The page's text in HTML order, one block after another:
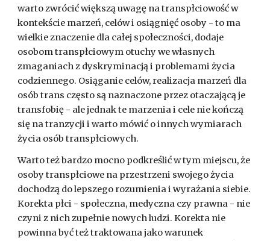
warto zwrócić większą uwagę na transpłciowość w
kontekście marzeń, celów i osiągnięć osoby - to ma
wielkie znaczenie dla całej społeczności, dodaje
osobom transpłciowym otuchy we własnych
zmaganiach z dyskryminacją i problemami życia
codziennego. Osiąganie celów, realizacja marzeń dla
osób trans często są naznaczone przez otaczającą je
transfobię - ale jednak te marzenia i cele nie kończą
się na tranzycji i warto mówić o innych wymiarach
życia osób transpłciowych.
Warto też bardzo mocno podkreślić w tym miejscu, że
osoby transpłciowe na przestrzeni swojego życia
dochodzą do lepszego rozumienia i wyrażania siebie.
Korekta płci - społeczna, medyczna czy prawna - nie
czyni z nich zupełnie nowych ludzi. Korekta nie
powinna być też traktowana jako warunek